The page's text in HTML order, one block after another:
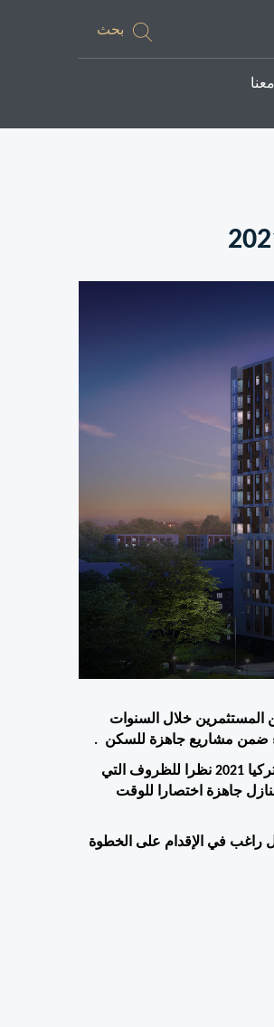
بحث
ضمن مشاريع جاهزة للسكن  .